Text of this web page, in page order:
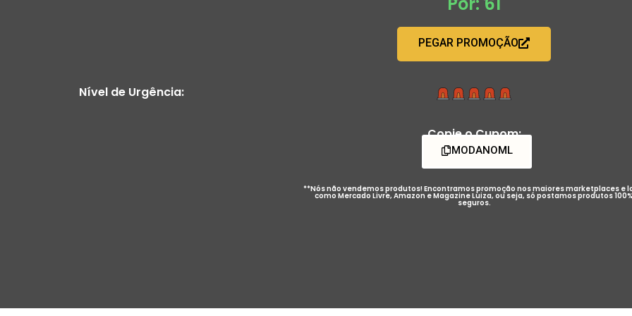
PEGAR PROMOÇÃO
Nível de Urgência:
Copie o Cupom:
MODANOML
**Nós não vendemos produtos! Encontramos promoção nos maiores marketplaces e
como Mercado Livre, Amazon e Magazine Luiza, ou seja, só postamos produtos 100%
seguros.